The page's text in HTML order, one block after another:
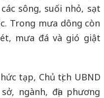
sông, suối nhỏ, sạt
Trong mưa dông còn
mưa đá và gió giật
tạp, Chủ tịch UBND
ngành, địa phương